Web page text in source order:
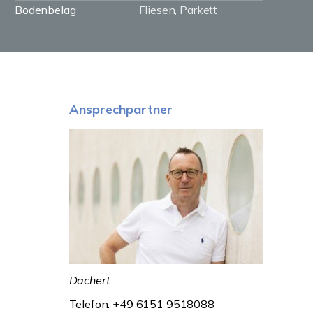
Bodenbelag Fliesen, Parkett
Ansprechpartner
Dächert
Telefon: +49 6151 9518088